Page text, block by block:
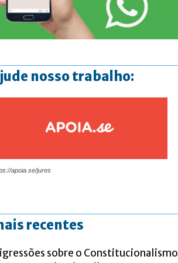
nosso trabalho:
apoia.se/jures
recentes
sobre o Constitucionalismo